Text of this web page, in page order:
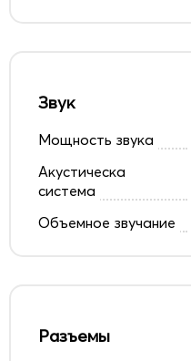
Звук
Мощность звука
Акустическа
система
Объемное звучание
Разъемы